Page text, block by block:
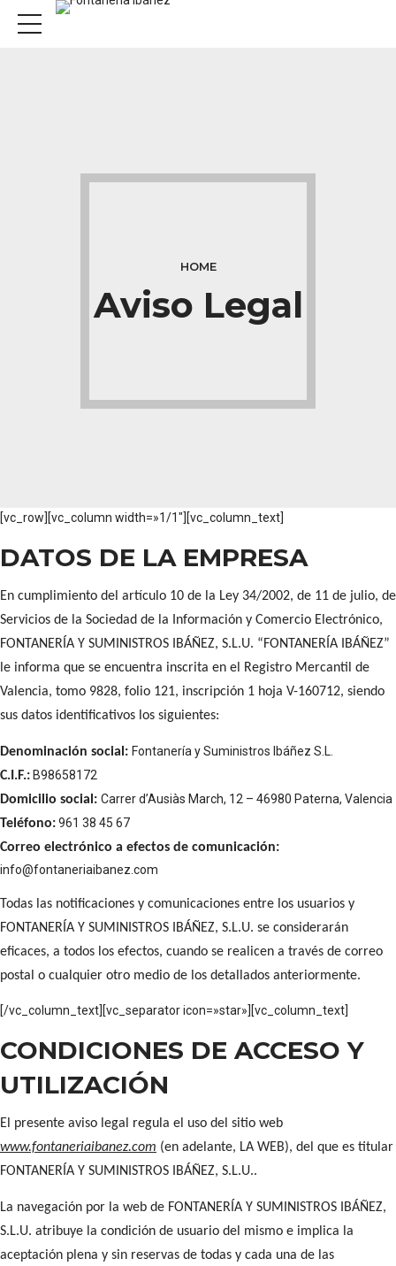
HOME
Aviso Legal
[vc_row][vc_column width=»1/1″][vc_column_text]
DATOS DE LA EMPRESA
En cumplimiento del artículo 10 de la Ley 34/2002, de 11 de julio, de
Servicios de la Sociedad de la Información y Comercio Electrónico,
FONTANERÍA Y SUMINISTROS IBÁÑEZ, S.L.U. “FONTANERÍA IBÁÑEZ”
le informa que se encuentra inscrita en el Registro Mercantil de
Valencia, tomo 9828, folio 121, inscripción 1 hoja V-160712, siendo
sus datos identificativos los siguientes:
Denominación social: Fontanería y Suministros Ibáñez S.L.
C.I.F.: B98658172
Domicilio social: Carrer d’Ausiàs March, 12 – 46980 Paterna, Valencia
Teléfono:961 38 45 67
Correo electrónico a efectos de comunicación:
info@fontaneriaibanez.com
Todas las notificaciones y comunicaciones entre los usuarios y
FONTANERÍA Y SUMINISTROS IBÁÑEZ, S.L.U. se considerarán
eficaces, a todos los efectos, cuando se realicen a través de correo
postal o cualquier otro medio de los detallados anteriormente.
[/vc_column_text][vc_separator icon=»star»][vc_column_text]
CONDICIONES DE ACCESO Y
UTILIZACIÓN
El presente aviso legal regula el uso del sitio web
www.fontaneriaibanez.com (en adelante, LA WEB), del que es titular
FONTANERÍA Y SUMINISTROS IBÁÑEZ, S.L.U..
La navegación por la web de FONTANERÍA Y SUMINISTROS IBÁÑEZ,
S.L.U. atribuye la condición de usuario del mismo e implica la
aceptación plena y sin reservas de todas y cada una de las